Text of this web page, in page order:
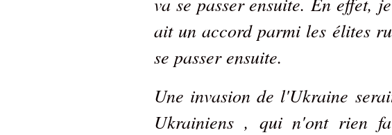
ait un accord parmi les élites
se passer ensuite.
Une invasion de l'Ukraine
Ukrainiens , qui n'ont rien